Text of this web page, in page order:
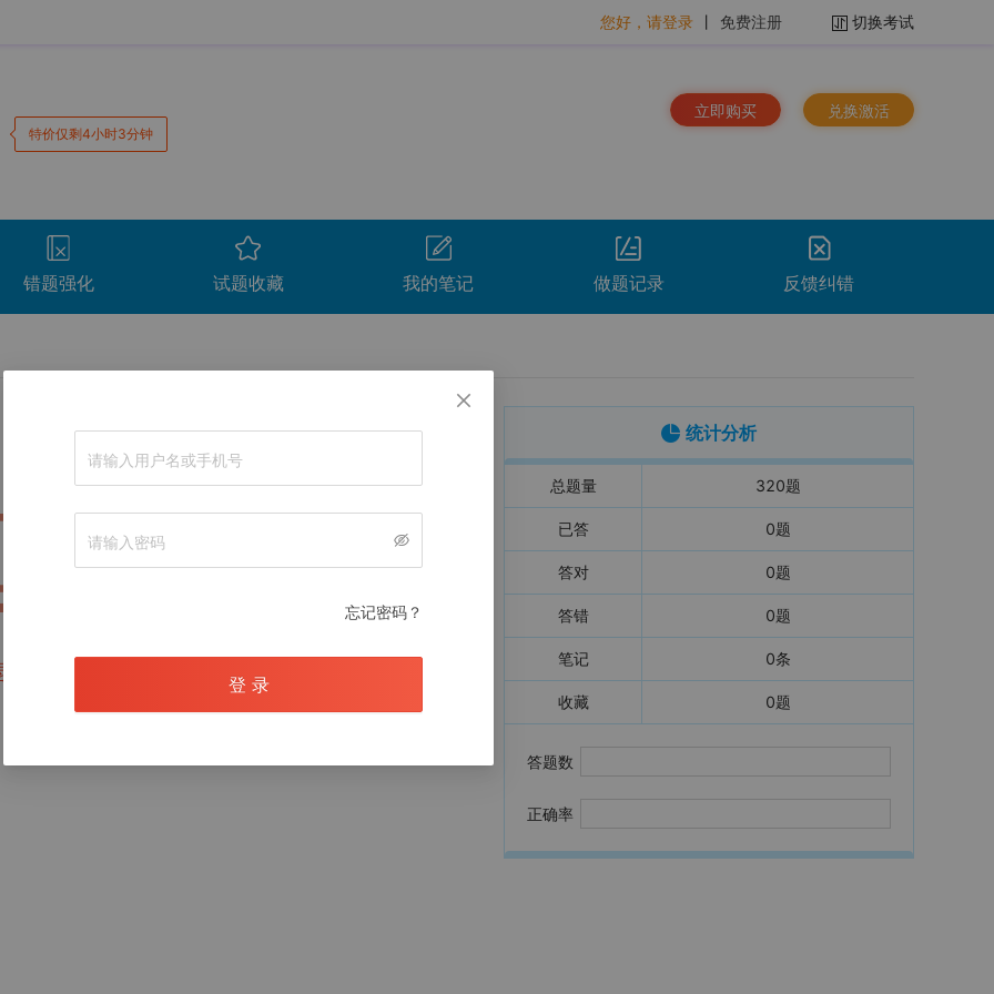
您好，请登录 丨 免费注册 切换考试
特价仅剩4小时3分钟
立即购买 兑换激活
错题强化 试题收藏 我的笔记 做题记录 反馈纠错
后查看
统计分析
总题量 320题
已答 0题
答对 0题
答错 0题
笔记 0条
收藏 0题
答题数
正确率
。
用时 得分 重做
忘记密码？
登 录